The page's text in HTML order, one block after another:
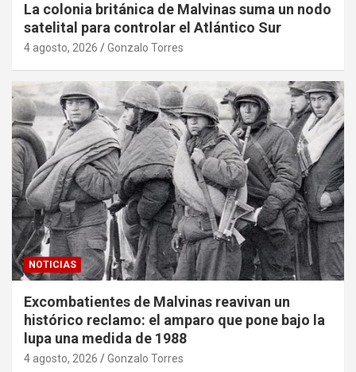
La colonia británica de Malvinas suma un nodo
satelital para controlar el Atlántico Sur
4 agosto, 2026 Gonzalo Torres
NOTICIAS
Excombatientes de Malvinas reavivan un
histórico reclamo: el amparo que pone bajo la
lupa una medida de 1988
4 agosto, 2026 Gonzalo Torres